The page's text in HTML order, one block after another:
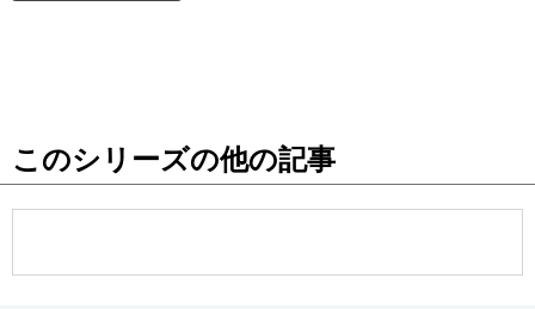
お知らせ
このシリーズの他の記事